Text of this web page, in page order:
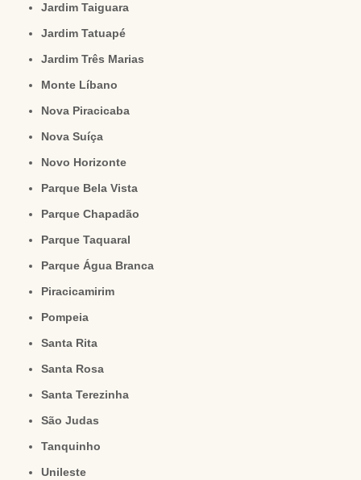
Jardim Taiguara
Jardim Tatuapé
Jardim Três Marias
Monte Líbano
Nova Piracicaba
Nova Suíça
Novo Horizonte
Parque Bela Vista
Parque Chapadão
Parque Taquaral
Parque Água Branca
Piracicamirim
Pompeia
Santa Rita
Santa Rosa
Santa Terezinha
São Judas
Tanquinho
Unileste